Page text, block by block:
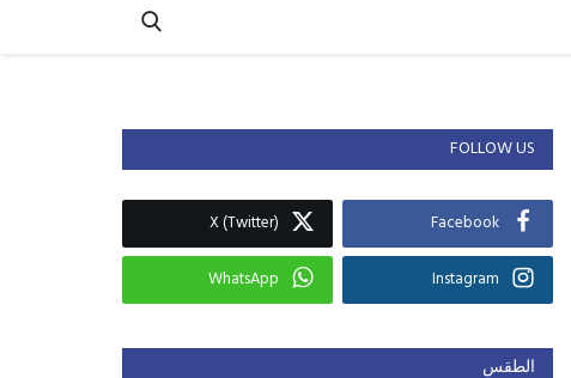
FOLLOW US
Facebook
X (Twitter)
Instagram
WhatsApp
الطقس